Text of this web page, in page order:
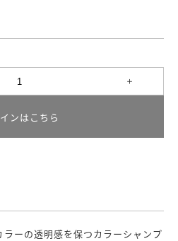
ンはこちら
ーの透明感を保つカラーシャンプ